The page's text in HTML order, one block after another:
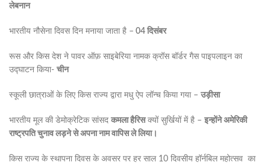
लेबनान
भारतीय नौसेना दिवस दिन मनाया जाता है – 04 दिसंबर
रूस और किस देश ने पावर ऑफ़ साइबेरिया नामक क्रॉस बॉर्डर गैस पाइपलाइन का
उद्घाटन किया- चीन
स्कूली छात्राओं के लिए किस राज्य द्वारा मधु ऐप लॉन्च किया गया – उड़ीसा
भारतीय मूल की डेमोक्रेटिक सांसद कमला हैरिसक्यों सुर्खियों में है – इन्होंने अमेरिकी
राष्ट्रपति चुनाव लड़ने से अपना नाम वापिस ले लिया।
किस राज्य के स्थापना दिवस के अवसर पर हर साल 10 दिवसीय हॉर्नबिल महोत्सव का